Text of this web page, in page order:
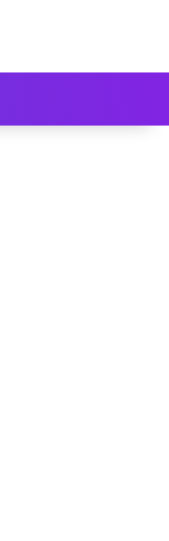
Dugaan
Baru Bekasi ke